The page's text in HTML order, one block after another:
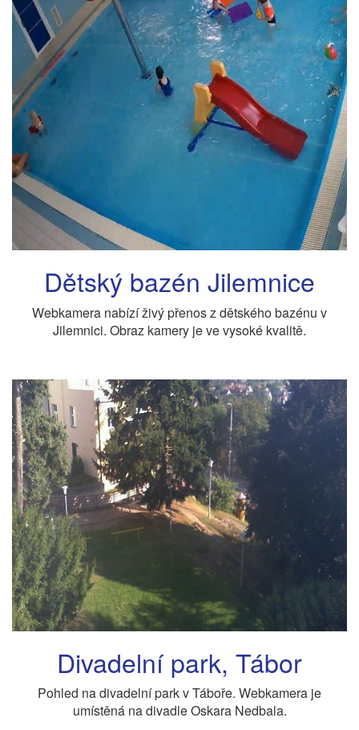
Dětský bazén Jilemnice
Webkamera nabízí živý přenos z dětského bazénu v
Jilemnici. Obraz kamery je ve vysoké kvalitě.
Divadelní park, Tábor
Pohled na divadelní park v Táboře. Webkamera je
umístěná na divadle Oskara Nedbala.